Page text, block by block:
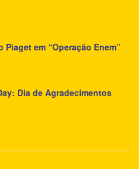
Piaget em “Operação Enem”
Dia de Agradecimentos